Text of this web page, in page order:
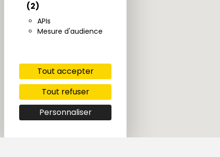
(2)
APIs
Mesure d'audience
Tout accepter
Tout refuser
Personnaliser